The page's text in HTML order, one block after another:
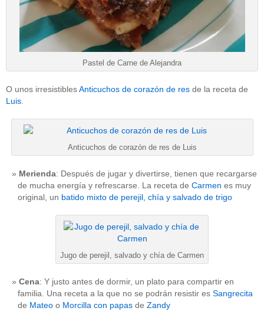
Pastel de Carne de Alejandra
O unos irresistiblesAnticuchos de corazón de res de la receta de
Luis.
Anticuchos de corazón de res de Luis
Merienda: Después de jugar y divertirse, tienen que recargarse
de mucha energía y refrescarse. La receta de Carmen es muy
original, un batido mixto de perejil, chía y salvado de trigo
Jugo de perejil, salvado y chía de Carmen
Cena: Y justo antes de dormir, un plato para compartir en
familia. Una receta a la que no se podrán resistir es Sangrecita
de Mateo o Morcilla con papas de Zandy